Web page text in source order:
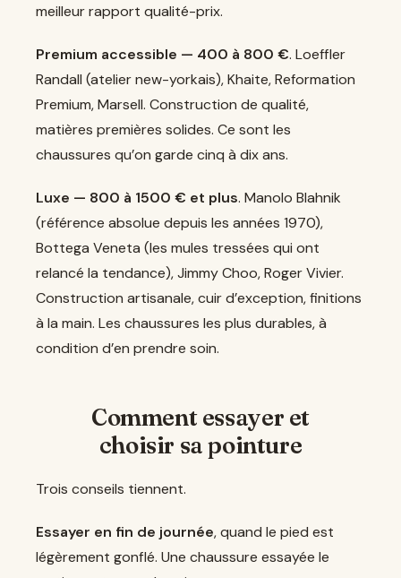
meilleur rapport qualité-prix.
Premium accessible — 400 à 800 €. Loeffler
Randall (atelier new-yorkais), Khaite, Reformation
Premium, Marsell. Construction de qualité,
matières premières solides. Ce sont les
chaussures qu’on garde cinq à dix ans.
Luxe — 800 à 1500 € et plus. Manolo Blahnik
(référence absolue depuis les années 1970),
Bottega Veneta (les mules tressées qui ont
relancé la tendance), Jimmy Choo, Roger Vivier.
Construction artisanale, cuir d’exception, finitions
à la main. Les chaussures les plus durables, à
condition d’en prendre soin.
Comment essayer et
choisir sa pointure
Trois conseils tiennent.
Essayer en fin de journée, quand le pied est
légèrement gonflé. Une chaussure essayée le